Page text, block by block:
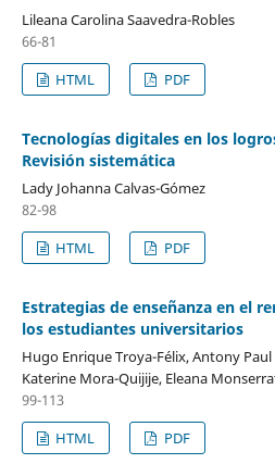
Lileana Carolina Saavedra-Robles
66-81
HTML
PDF
Tecnologías digitales en los
Revisión sistemática
Lady Johanna Calvas-Gómez
82-98
HTML
PDF
Estrategias de enseñanza en el
los estudiantes universitarios
Hugo Enrique Troya-Félix, Antony
Katerine Mora-Quijije, Eleana
99-113
HTML
PDF